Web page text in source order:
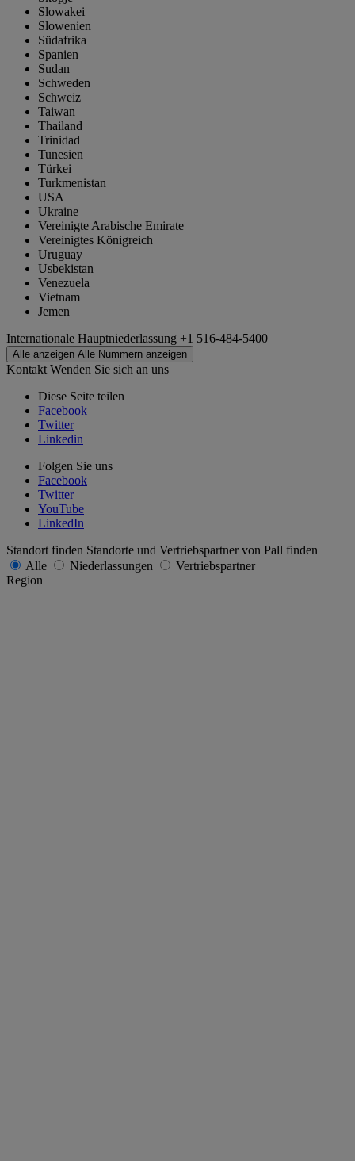
Slowakei
Slowenien
Südafrika
Spanien
Sudan
Schweden
Schweiz
Taiwan
Thailand
Trinidad
Tunesien
Türkei
Turkmenistan
USA
Ukraine
Vereinigte Arabische Emirate
Vereinigtes Königreich
Uruguay
Usbekistan
Venezuela
Vietnam
Jemen
Internationale Hauptniederlassung +1 516-484-5400
Alle anzeigen Alle Nummern anzeigen
Kontakt Wenden Sie sich an uns
Diese Seite teilen
Facebook
Twitter
Linkedin
Folgen Sie uns
Facebook
Twitter
YouTube
LinkedIn
Standort finden Standorte und Vertriebspartner von Pall finden
Alle
Niederlassungen
Vertriebspartner
Region